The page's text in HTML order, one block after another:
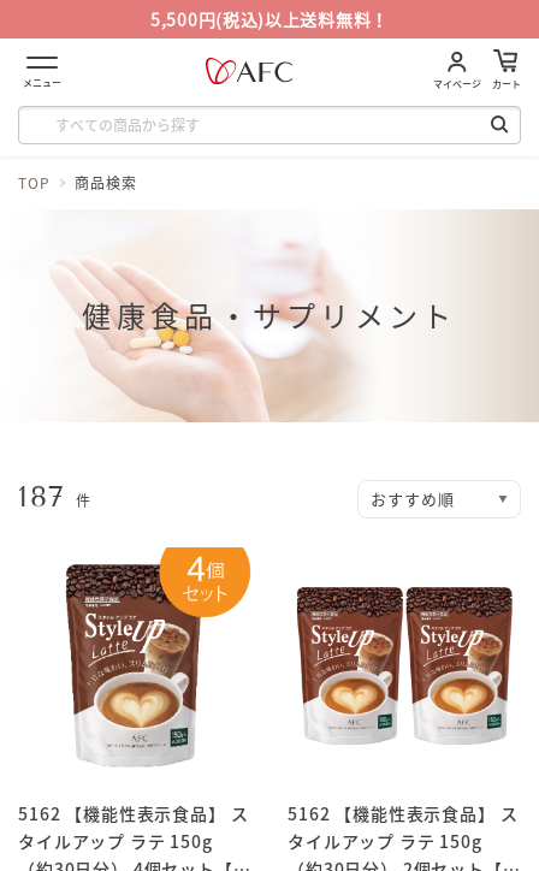
5,500円(税込)以上送料無料！
メニュー マイページ カート
TOP 商品検索
健康食品・サプリメント
187 件
5162 【機能性表示食品】 ス
タイルアップ ラテ 150g
5162 【機能性表示食品】 ス
タイルアップ ラテ 150g